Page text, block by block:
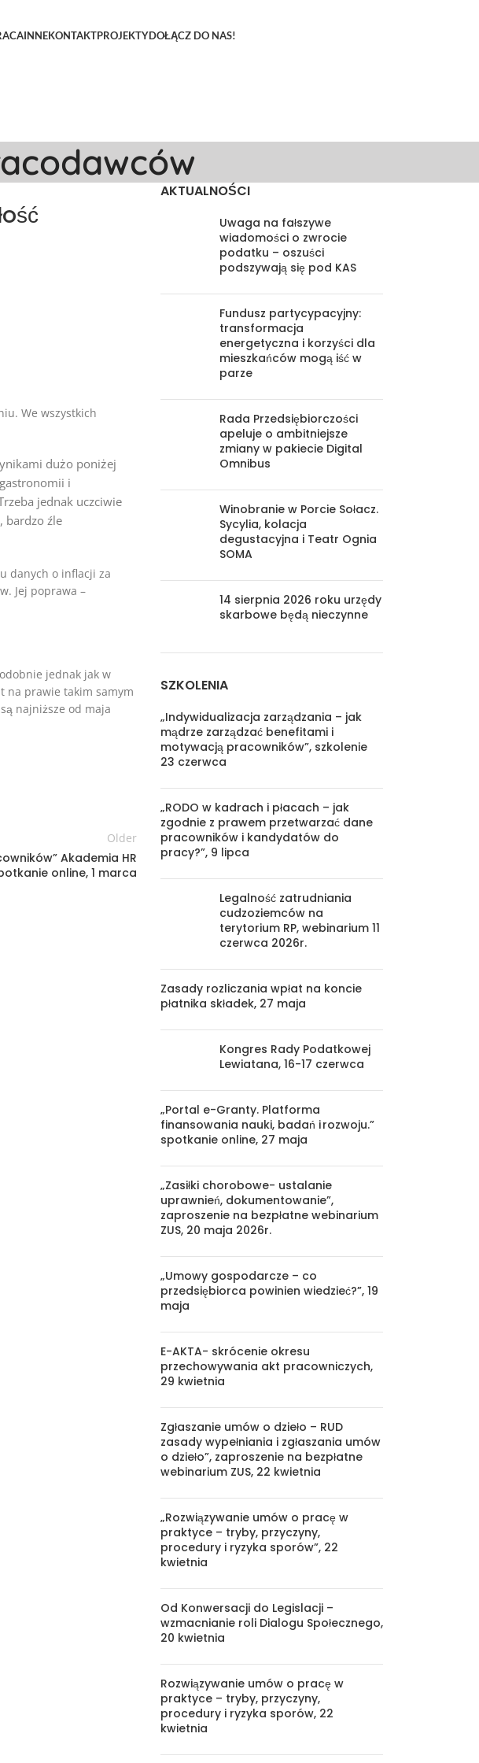
INNEKONTAKTPROJEKTYDOŁĄCZ DO NAS!
We wszystkich
dużo poniżej
i
jednak uczciwie
bardzo źle
danych o inflacji za
Jej poprawa –
jednak jak w
na prawie takim samym
najniższe od maja
Older
Akademia HR
online, 1 marca
AKTUALNOŚCI
Uwaga na fałszywe
wiadomości o zwrocie
podatku – oszuści
podszywają się pod KAS
Fundusz partycypacyjny:
transformacja
energetyczna i korzyści dla
mieszkańców mogą iść w
parze
Rada Przedsiębiorczości
apeluje o ambitniejsze
zmiany w pakiecie Digital
Omnibus
Winobranie w Porcie Sołacz.
Sycylia, kolacja
degustacyjna i Teatr Ognia
SOMA
14 sierpnia 2026 roku urzędy
skarbowe będą nieczynne
SZKOLENIA
„Indywidualizacja zarządzania – jak
mądrze zarządzać benefitami i
motywacją pracowników”, szkolenie
23 czerwca
„RODO w kadrach i płacach – jak
zgodnie z prawem przetwarzać dane
pracowników i kandydatów do
pracy?”, 9 lipca
Legalność zatrudniania
cudzoziemców na
terytorium RP, webinarium 11
czerwca 2026r.
Zasady rozliczania wpłat na koncie
płatnika składek, 27 maja
Kongres Rady Podatkowej
Lewiatana, 16-17 czerwca
„Portal e-Granty. Platforma
finansowania nauki, badań i rozwoju.”
spotkanie online, 27 maja
„Zasiłki chorobowe- ustalanie
uprawnień, dokumentowanie”,
zaproszenie na bezpłatne webinarium
ZUS, 20 maja 2026r.
„Umowy gospodarcze – co
przedsiębiorca powinien wiedzieć?”, 19
maja
E-AKTA- skrócenie okresu
przechowywania akt pracowniczych,
29 kwietnia
Zgłaszanie umów o dzieło – RUD
zasady wypełniania i zgłaszania umów
o dzieło”, zaproszenie na bezpłatne
webinarium ZUS, 22 kwietnia
„Rozwiązywanie umów o pracę w
praktyce – tryby, przyczyny,
procedury i ryzyka sporów”, 22
kwietnia
Od Konwersacji do Legislacji –
wzmacnianie roli Dialogu Społecznego,
20 kwietnia
Rozwiązywanie umów o pracę w
praktyce – tryby, przyczyny,
procedury i ryzyka sporów, 22
kwietnia